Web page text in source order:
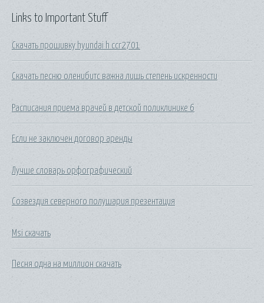
Links to Important Stuff
Скачать прошивку hyundai h ccr2701
Скачать песню оленибитс важна лишь степень искренности
Расписания приема врачей в детской поликлинике 6
Если не заключен договор аренды
Лучше словарь орфографический
Созвездия северного полушария презентация
Msi скачать
Песня одна на миллион скачать